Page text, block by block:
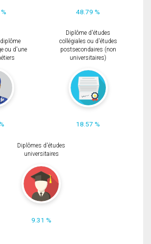
48.79 %
ou d'une
Diplôme d'études
collégiales ou d'études
postsecondaires (non
universitaires)
18.57 %
Diplômes d'études
universitaires
9.31 %